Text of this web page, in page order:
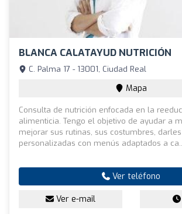
BLANCA CALATAYUD NUTRICIÓN
C. Palma 17 - 13001, Ciudad Real
Mapa
Consulta de nutrición enfocada en la
alimenticia. Tengo el objetivo de ayudar a
mejorar sus rutinas, sus costumbres,
personalizadas con menús adaptados a
Ver teléfono
Ver e-mail